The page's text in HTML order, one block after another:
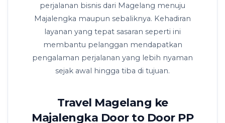
perjalanan bisnis dari Magelang menuju
Majalengka maupun sebaliknya. Kehadiran
layanan yang tepat sasaran seperti ini
membantu pelanggan mendapatkan
pengalaman perjalanan yang lebih nyaman
sejak awal hingga tiba di tujuan.
Travel Magelang ke
Majalengka Door to Door PP